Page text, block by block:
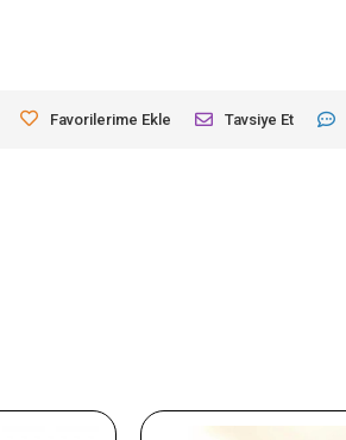
Favorilerime Ekle Tavsiye Et